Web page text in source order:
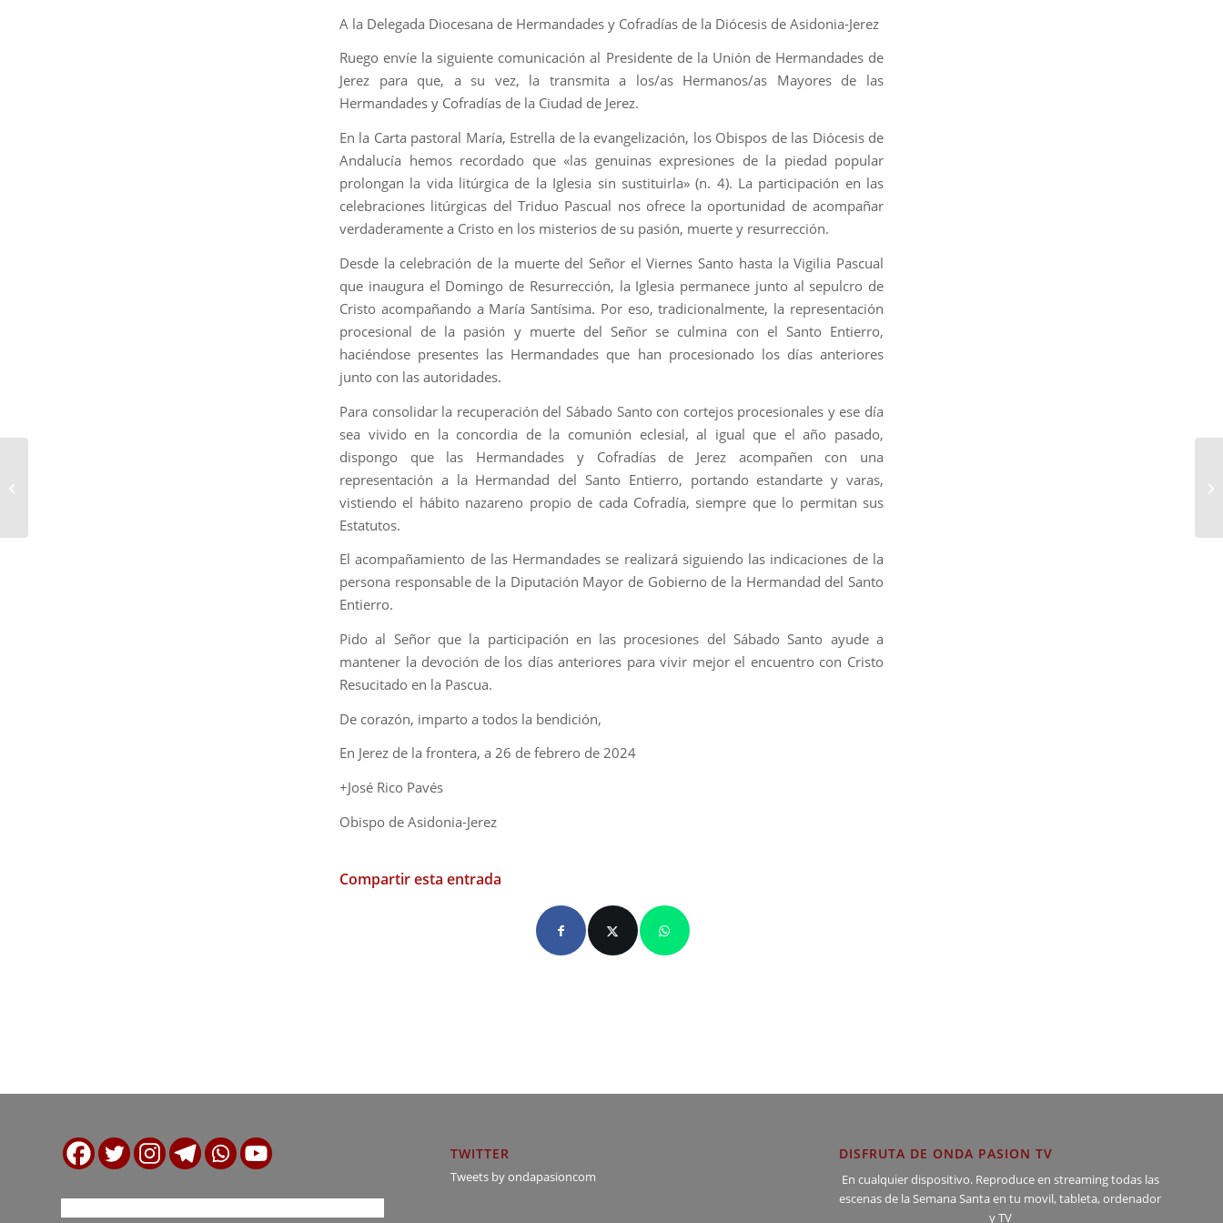
A la Delegada Diocesana de Hermandades y Cofradías de la Diócesis de Asidonia-Jerez
Ruego envíe la siguiente comunicación al Presidente de la Unión de Hermandades de
Jerez para que, a su vez, la transmita a los/as Hermanos/as Mayores de las
Hermandades y Cofradías de la Ciudad de Jerez.
En la Carta pastoral María, Estrella de la evangelización, los Obispos de las Diócesis de
Andalucía hemos recordado que «las genuinas expresiones de la piedad popular
prolongan la vida litúrgica de la Iglesia sin sustituirla» (n. 4). La participación en las
celebraciones litúrgicas del Triduo Pascual nos ofrece la oportunidad de acompañar
verdaderamente a Cristo en los misterios de su pasión, muerte y resurrección.
Desde la celebración de la muerte del Señor el Viernes Santo hasta la Vigilia Pascual
que inaugura el Domingo de Resurrección, la Iglesia permanece junto al sepulcro de
Cristo acompañando a María Santísima. Por eso, tradicionalmente, la representación
procesional de la pasión y muerte del Señor se culmina con el Santo Entierro,
haciéndose presentes las Hermandades que han procesionado los días anteriores
junto con las autoridades.
Para consolidar la recuperación del Sábado Santo con cortejos procesionales y ese día
sea vivido en la concordia de la comunión eclesial, al igual que el año pasado,
dispongo que las Hermandades y Cofradías de Jerez acompañen con una
representación a la Hermandad del Santo Entierro, portando estandarte y varas,
vistiendo el hábito nazareno propio de cada Cofradía, siempre que lo permitan sus
Estatutos.
El acompañamiento de las Hermandades se realizará siguiendo las indicaciones de la
persona responsable de la Diputación Mayor de Gobierno de la Hermandad del Santo
Entierro.
Pido al Señor que la participación en las procesiones del Sábado Santo ayude a
mantener la devoción de los días anteriores para vivir mejor el encuentro con Cristo
Resucitado en la Pascua.
De corazón, imparto a todos la bendición,
En Jerez de la frontera, a 26 de febrero de 2024
+José Rico Pavés
Obispo de Asidonia-Jerez
Compartir esta entrada
TWITTER
Tweets by ondapasioncom
DISFRUTA DE ONDA PASION TV
En cualquier dispositivo. Reproduce en streaming todas las
escenas de la Semana Santa en tu movil, tableta, ordenador
y TV